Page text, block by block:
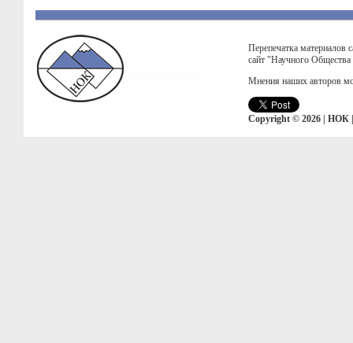
Перепечатка материалов
сайт "Научного
Мнения наших авторов
Copyright © 2026 | НОК